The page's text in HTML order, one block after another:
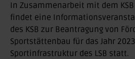
In Zusammenarbeit mit dem
findet eine
des KSB zur Beantragung von
Sportstättenbau für das Jahr
Sportinfrastruktur des LSB statt.